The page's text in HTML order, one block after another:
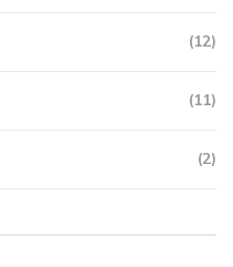
(12)
(11)
(2)